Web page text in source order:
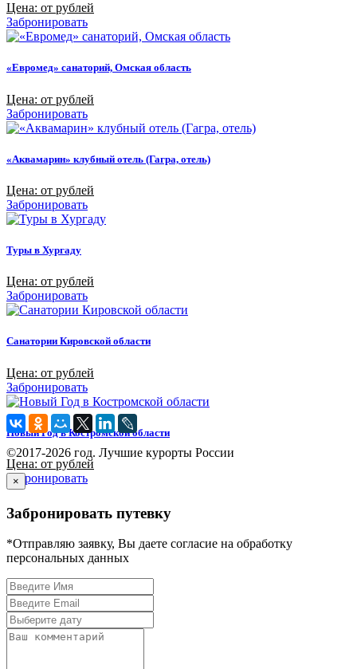
Цена: от рублей
Забронировать
«Евромед» санаторий, Омская область
Цена: от рублей
Забронировать
«Аквамарин» клубный отель (Гагра, отель)
Цена: от рублей
Забронировать
Туры в Хургаду
Цена: от рублей
Забронировать
Санатории Кировской области
Цена: от рублей
Забронировать
Новый Год в Костромской области
Цена: от рублей
Забронировать
©2017-2026 год. Лучшие курорты России
×
Забронировать путевку
*Отправляю заявку, Вы даете согласие на обработку
персональных данных